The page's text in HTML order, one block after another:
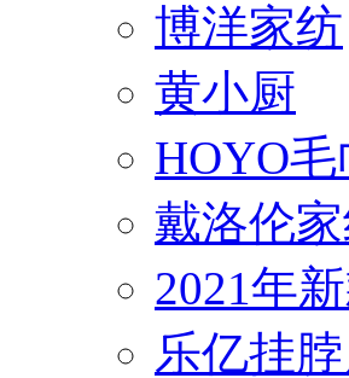
博洋家纺
黄小厨
HOYO毛
戴洛伦
2021年
乐亿挂